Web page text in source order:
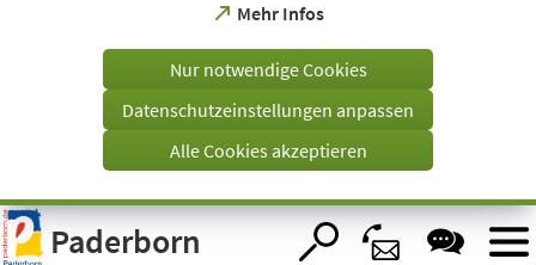
Visuelle
Assistenzsoftware
öffnen.
Mehr Infos
(Öffnet
einem
Tab)
Nur notwendige Cookies
Datenschutzeinstellungen anpassen
Alle Cookies akzeptieren
Paderborn